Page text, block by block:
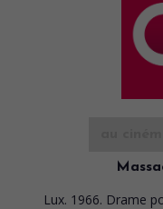
Lux. 1966. Drame